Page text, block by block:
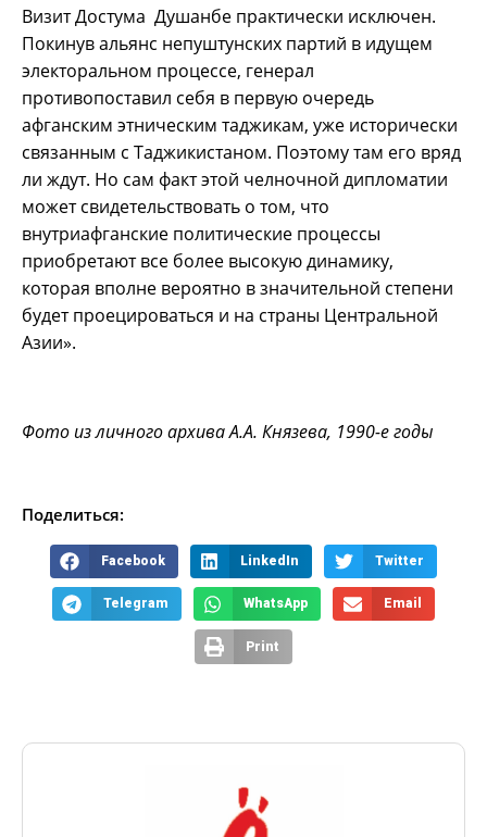
Визит Достума Душанбе практически исключен.
Покинув альянс непуштунских партий в идущем
электоральном процессе, генерал
противопоставил себя в первую очередь
афганским этническим таджикам, уже исторически
связанным с Таджикистаном. Поэтому там его вряд
ли ждут. Но сам факт этой челночной дипломатии
может свидетельствовать о том, что
внутриафганские политические процессы
приобретают все более высокую динамику,
которая вполне вероятно в значительной степени
будет проецироваться и на страны Центральной
Азии».
Фото из личного архива А.А. Князева, 1990-е годы
Поделиться:
Facebook LinkedIn Twitter
Telegram WhatsApp Email
Print